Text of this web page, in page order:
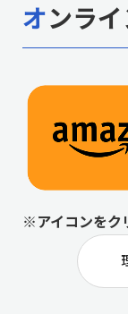
オンラ
※アイコンをク